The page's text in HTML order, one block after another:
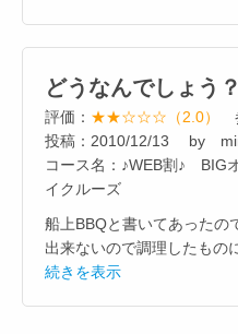
どうなんでしょう
評価： ★★☆☆☆（2.0）
投稿：2010/12/13 by
コース名：♪WEB割♪ BIG
イクルーズ
船上BBQと書いてあったの
出来ないので調理したもの
続きを表示